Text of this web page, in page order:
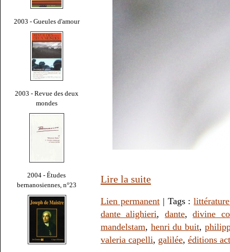
2003 - Gueules d'amour
2003 - Revue des deux
mondes
2004 - Études
bernanosiennes, n°23
Lire la suite
Lien permanent| Tags :littérature
dante alighieri, dante,divine
mandelstam, henri du buit,
valeria capelli, galilée, éditions